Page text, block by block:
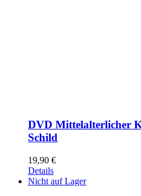
DVD Mittelalterlicher
Schild
19,90 €
Details
Nicht auf Lager